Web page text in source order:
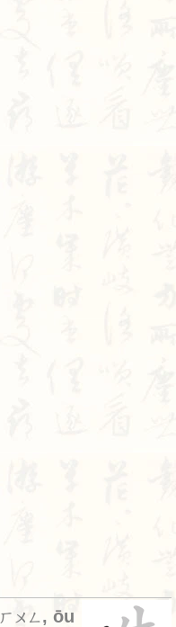
ㄏㄨㄥ , ōu